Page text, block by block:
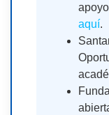
aquí.